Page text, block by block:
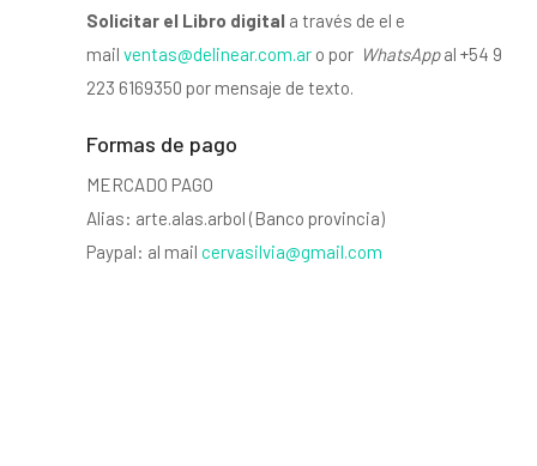
Solicitar el Libro digital a través de el e
mail ventas@delinear.com.ar o por WhatsAppal +54 9
223 6169350 por mensaje de texto.
Formas de pago
MERCADO PAGO
Alias: arte.alas.arbol (Banco provincia)
Paypal: al mail cervasilvia@gmail.com